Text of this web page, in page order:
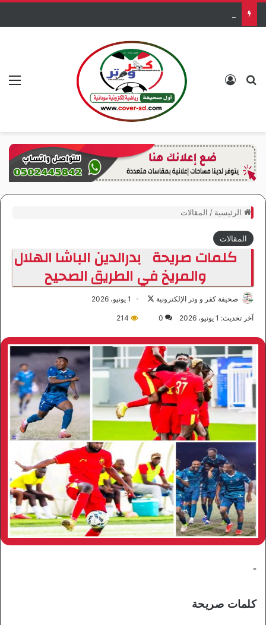
بحث عنتسجيل الدخول
الرئيسية / المقالات
المقالات
كلمات صريحة بدرالدين الباشا الهلال
والمريخ في الطريق الصحيح
صحيفة كفر و وتر الإلكترونية
ع
ل
ى
X
1 يونيو، 2026
آخر تحديث: 1 يونيو، 2026 0
214
-
كلمات صريحة